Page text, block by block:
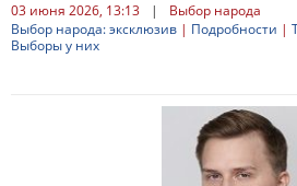
03 июня 2026, 13:13 |
Выбор народа
Выбор народа: эксклюзив | Подробности |
Выборы у них